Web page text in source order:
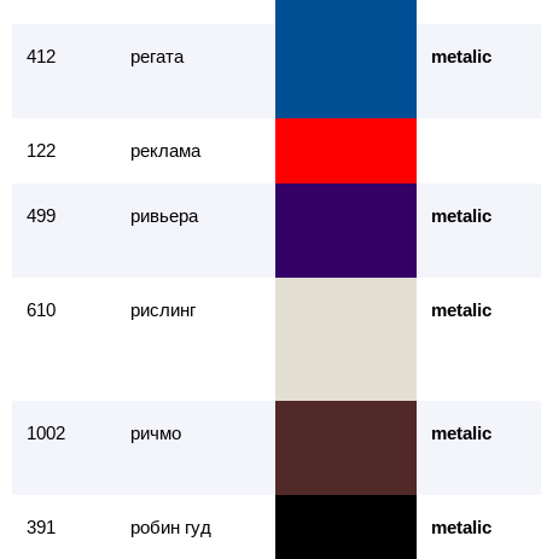
412 регата metalic
122 реклама
499 ривьера metalic
610 рислинг metalic
1002 ричмо metalic
391 робин гуд metalic